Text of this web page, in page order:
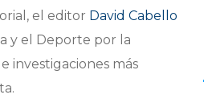
el editor David Cabello
y el Deporte por la
investigaciones más